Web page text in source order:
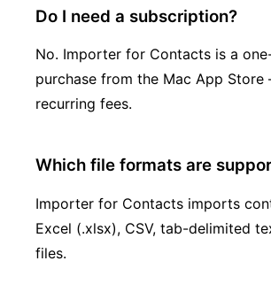
Do I need a subscription?
No. Importer for Contacts is a
purchase from the Mac App
recurring fees.
Which file formats are
Importer for Contacts imports
Excel (.xlsx), CSV, tab-delimited
files.